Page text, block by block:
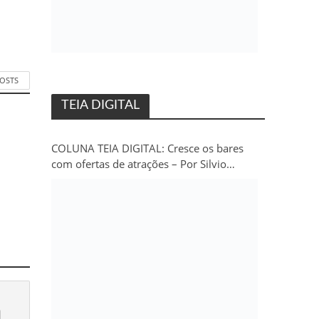
TEIA DIGITAL
COLUNA TEIA DIGITAL: Cresce os bares
com ofertas de atrações – Por Silvio